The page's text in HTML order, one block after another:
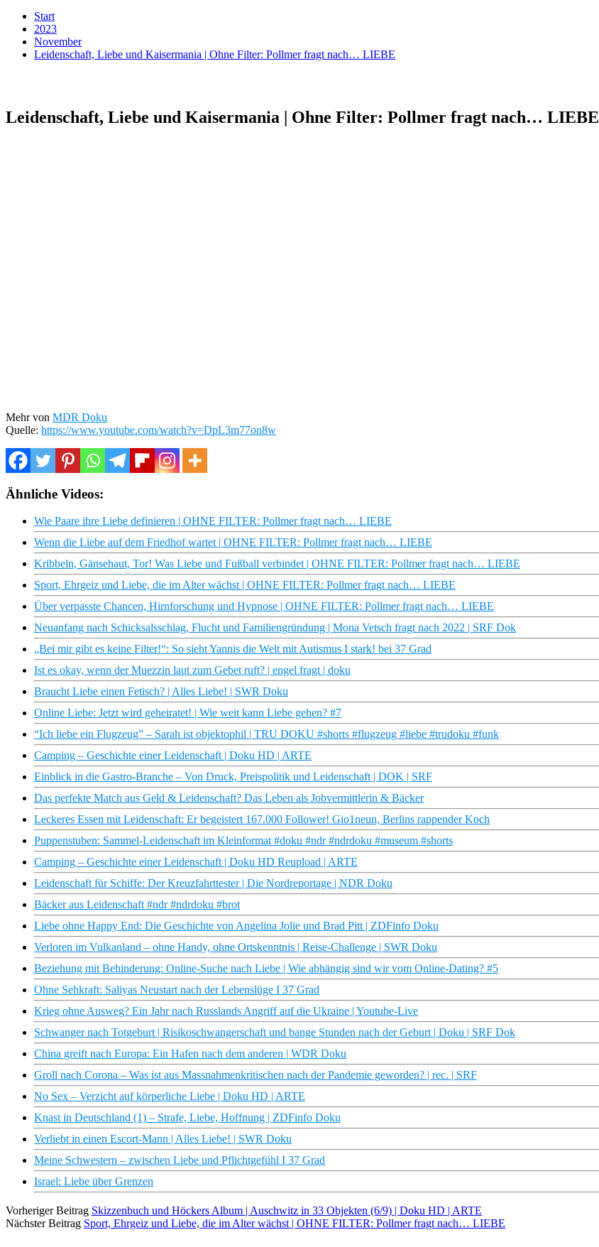
Start
2023
November
Leidenschaft, Liebe und Kaisermania | Ohne Filter: Pollmer fragt nach… LIEBE
Leidenschaft, Liebe und Kaisermania | Ohne Filter: Pollmer fragt nach… LIEBE
Mehr von MDR Doku
Quelle: https://www.youtube.com/watch?v=DpL3m77on8w
Ähnliche Videos:
Wie Paare ihre Liebe definieren | OHNE FILTER: Pollmer fragt nach… LIEBE
Wenn die Liebe auf dem Friedhof wartet | OHNE FILTER: Pollmer fragt nach… LIEBE
Kribbeln, Gänsehaut, Tor! Was Liebe und Fußball verbindet | OHNE FILTER: Pollmer fragt nach… LIEBE
Sport, Ehrgeiz und Liebe, die im Alter wächst | OHNE FILTER: Pollmer fragt nach… LIEBE
Über verpasste Chancen, Hirnforschung und Hypnose | OHNE FILTER: Pollmer fragt nach… LIEBE
Neuanfang nach Schicksalsschlag, Flucht und Familiengründung | Mona Vetsch fragt nach 2022 | SRF Dok
„Bei mir gibt es keine Filter!“: So sieht Yannis die Welt mit Autismus I stark! bei 37 Grad
Ist es okay, wenn der Muezzin laut zum Gebet ruft? | engel fragt | doku
Braucht Liebe einen Fetisch? | Alles Liebe! | SWR Doku
Online Liebe: Jetzt wird geheiratet! | Wie weit kann Liebe gehen? #7
“Ich liebe ein Flugzeug” – Sarah ist objektophil | TRU DOKU #shorts #flugzeug #liebe #trudoku #funk
Camping – Geschichte einer Leidenschaft | Doku HD | ARTE
Einblick in die Gastro-Branche – Von Druck, Preispolitik und Leidenschaft | DOK | SRF
Das perfekte Match aus Geld & Leidenschaft? Das Leben als Jobvermittlerin & Bäcker
Leckeres Essen mit Leidenschaft: Er begeistert 167.000 Follower! Gio1neun, Berlins rappender Koch
Puppenstuben: Sammel-Leidenschaft im Kleinformat #doku #ndr #ndrdoku #museum #shorts
Camping – Geschichte einer Leidenschaft | Doku HD Reupload | ARTE
Leidenschaft für Schiffe: Der Kreuzfahrttester | Die Nordreportage | NDR Doku
Bäcker aus Leidenschaft #ndr #ndrdoku #brot
Liebe ohne Happy End: Die Geschichte von Angelina Jolie und Brad Pitt | ZDFinfo Doku
Verloren im Vulkanland – ohne Handy, ohne Ortskenntnis | Reise-Challenge | SWR Doku
Beziehung mit Behinderung: Online-Suche nach Liebe | Wie abhängig sind wir vom Online-Dating? #5
Ohne Sehkraft: Saliyas Neustart nach der Lebenslüge I 37 Grad
Krieg ohne Ausweg? Ein Jahr nach Russlands Angriff auf die Ukraine | Youtube-Live
Schwanger nach Totgeburt | Risikoschwangerschaft und bange Stunden nach der Geburt | Doku | SRF Dok
China greift nach Europa: Ein Hafen nach dem anderen | WDR Doku
Groll nach Corona – Was ist aus Massnahmenkritischen nach der Pandemie geworden? | rec. | SRF
No Sex – Verzicht auf körperliche Liebe | Doku HD | ARTE
Knast in Deutschland (1) – Strafe, Liebe, Hoffnung | ZDFinfo Doku
Verliebt in einen Escort-Mann | Alles Liebe! | SWR Doku
Meine Schwestern – zwischen Liebe und Pflichtgefühl I 37 Grad
Israel: Liebe über Grenzen
Vorheriger Beitrag Skizzenbuch und Höckers Album | Auschwitz in 33 Objekten (6/9) | Doku HD | ARTE
Nächster Beitrag Sport, Ehrgeiz und Liebe, die im Alter wächst | OHNE FILTER: Pollmer fragt nach… LIEBE